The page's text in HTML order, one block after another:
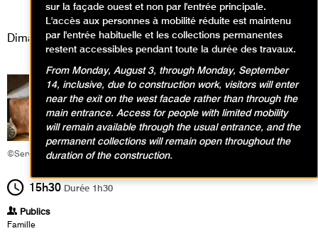
Animations / Créer en famille
Dimanche 20 juillet 2025
©Service éducatif et culturel
15h30 Durée 1h30
Publics
Famille
sur la façade ouest et non par l'entrée principale.
L'accès aux personnes à mobilité réduite est maintenu
par l'entrée habituelle et les collections permanentes
restent accessibles pendant toute la durée des travaux.
From Monday, August 3, through Monday, September
14, inclusive, due to construction work, visitors will enter
near the exit on the west facade rather than through the
main entrance. Access for people with limited mobility
will remain available through the usual entrance, and the
permanent collections will remain open throughout the
duration of the construction.